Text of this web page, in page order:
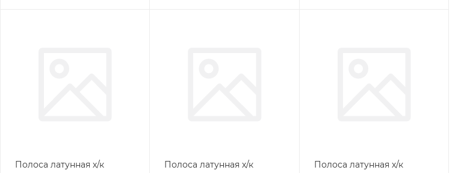
Полоса латунная х/к
Полоса латунная х/к
Полоса латунная х/к